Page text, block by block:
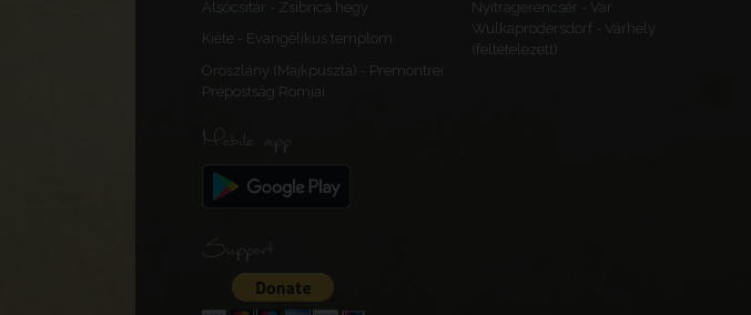
Alsócsitár - Zsibrica hegy
Nyitragerencsér - Vár
Kiéte - Evangélikus templom
Wulkaprodersdorf - Várhely
(feltételezett)
Oroszlány (Majkpuszta) - Premontrei
Prépostság Romjai
Mobile app
Support